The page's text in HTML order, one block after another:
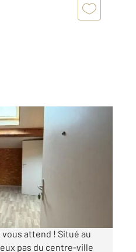
louer
attend ! Situé au
pas du centre-ville